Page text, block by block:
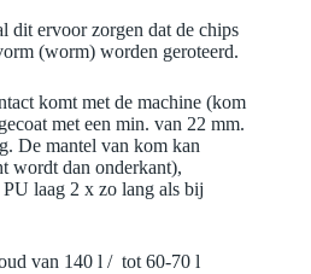
dit ervoor zorgen dat de chips
(worm) worden geroteerd.
komt met de machine (kom
met een min. van 22 mm.
De mantel van kom kan
wordt dan onderkant),
laag 2 x zo lang als bij
van 140 l / tot 60-70 l